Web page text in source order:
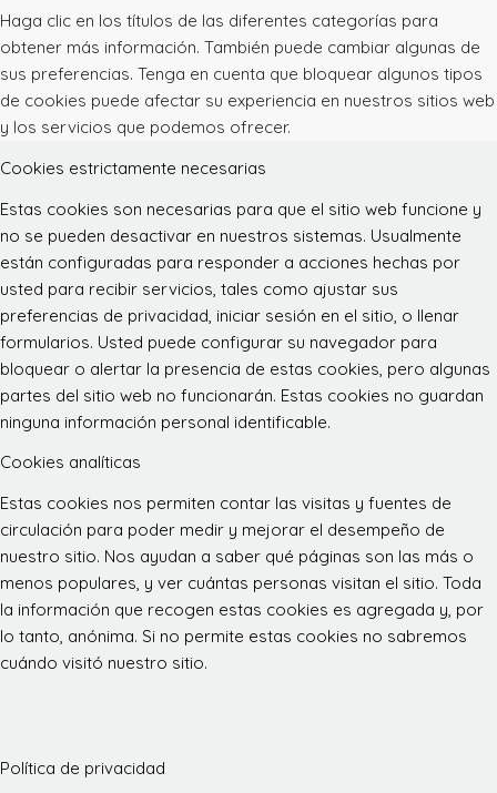
Haga clic en los títulos de las diferentes categorías para
obtener más información. También puede cambiar algunas de
sus preferencias. Tenga en cuenta que bloquear algunos tipos
de cookies puede afectar su experiencia en nuestros sitios web
y los servicios que podemos ofrecer.
Cookies estrictamente necesarias
Estas cookies son necesarias para que el sitio web funcione y
no se pueden desactivar en nuestros sistemas. Usualmente
están configuradas para responder a acciones hechas por
usted para recibir servicios, tales como ajustar sus
preferencias de privacidad, iniciar sesión en el sitio, o llenar
formularios. Usted puede configurar su navegador para
bloquear o alertar la presencia de estas cookies, pero algunas
partes del sitio web no funcionarán. Estas cookies no guardan
ninguna información personal identificable.
Cookies analíticas
Estas cookies nos permiten contar las visitas y fuentes de
circulación para poder medir y mejorar el desempeño de
nuestro sitio. Nos ayudan a saber qué páginas son las más o
menos populares, y ver cuántas personas visitan el sitio. Toda
la información que recogen estas cookies es agregada y, por
lo tanto, anónima. Si no permite estas cookies no sabremos
cuándo visitó nuestro sitio.
Política de privacidad